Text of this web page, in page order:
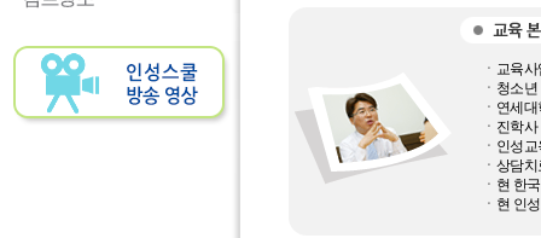
ㆍ교육
ㆍ청소
ㆍ연세
ㆍ진학
ㆍ인성
ㆍ상담
ㆍ현 한
ㆍ현 인